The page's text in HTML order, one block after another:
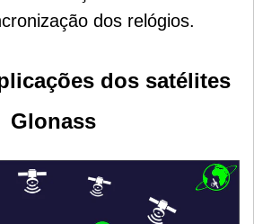
dos relógios.
dos satélites
Glonass